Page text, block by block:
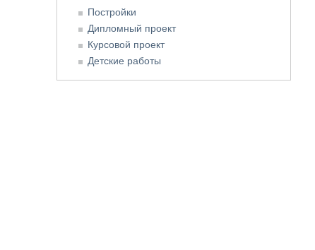
Постройки
Дипломный проект
Курсовой проект
Детские работы